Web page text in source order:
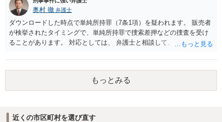
奥村 徹 弁護士
ダウンロードした時点で単純所持罪（7条1項）を疑われます。 販売者
が検挙されたタイミングで、単純所持罪で捜索差押などの捜査を受け
ることがあります。 対応としては、 弁護士と相談して、 児童ポルノ
談しておく などが考えられます。
もっとみる
近くの市区町村を選び直す